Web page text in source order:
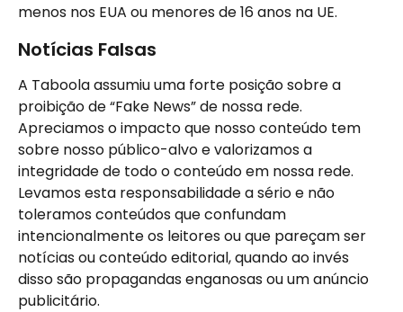
menos nos EUA ou menores de 16 anos na UE.
Notícias Falsas
A Taboola assumiu uma forte posição sobre a
proibição de “Fake News” de nossa rede.
Apreciamos o impacto que nosso conteúdo tem
sobre nosso público-alvo e valorizamos a
integridade de todo o conteúdo em nossa rede.
Levamos esta responsabilidade a sério e não
toleramos conteúdos que confundam
intencionalmente os leitores ou que pareçam ser
notícias ou conteúdo editorial, quando ao invés
disso são propagandas enganosas ou um anúncio
publicitário.